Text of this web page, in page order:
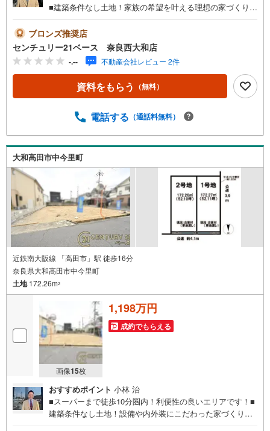
■建築条件なし土地！家族の希望を叶える理想の家づくり！
わりのお時間でもご見学可！・今から見たい！というお声
にもご対応できます！◇住宅ローンもお任せください！
◇・提携銀行多数あり（地方銀行・都市銀行・信用金庫et
c）・優遇後適用金利 0.875％～（審査内容により異なりま
す）--- ◇◇ Yahoo！不動産キャンペーン対象店舗 ◇◇ ----
当店で物件を成約いただくとPayPayボーナスライトがもら
なります。「資料をもらう」「見学予約をする」からエン
えお問い合わせください。-----------------------------
ブロンズ推奨店
センチュリー21ベース 奈良西大和店
-.-- 不動産会社レビュー 2件
資料をもらう （無料）
電話する （通話料無料）
大和高田市中今里町
近鉄南大阪線 「高田市」駅 徒歩16分
奈良県大和高田市中今里町
土地172.26m2
画像15枚
1,198万円
成約でもらえる
おすすめポイント 小林 治
■スーパーまで徒歩10分圏内！利便性の良いエリアです！■
建築条件なし土地！設備や内外装にこだわった家づくり